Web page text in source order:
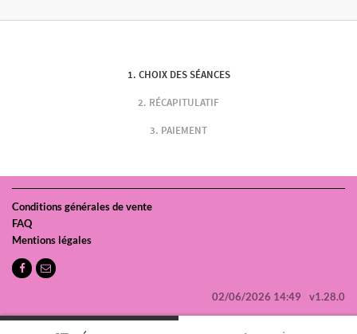
CHOIX DES SÉANCES
RÉCAPITULATIF
PAIEMENT
Conditions générales de vente
FAQ
Mentions légales
02/06/2026 14:49 v1.28.0